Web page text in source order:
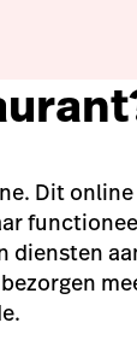
Dit
diensten